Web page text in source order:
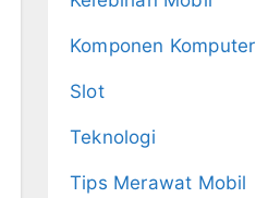
Komponen Komputer
Slot
Teknologi
Tips Merawat Mobil